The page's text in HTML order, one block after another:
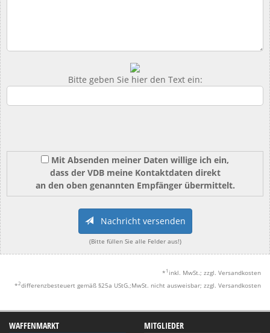
Bitte geben Sie hier den Text ein:
Mit Absenden meiner Daten willige ich ein,
dass der VDB meine Kontaktdaten direkt
an den oben genannten Empfänger übermittelt.
Nachricht versenden
(Bitte füllen Sie alle Felder aus!)
* 1 inkl. MwSt.; zzgl. Versandkosten
*2differenzbesteuert gemäß §25a UStG.;MwSt. nicht ausweisbar; zzgl. Versandkosten
WAFFENMARKT MITGLIEDER